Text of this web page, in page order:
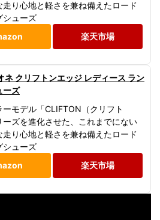
走り心地と軽さを兼ね備えたロード
シューズ
楽天市場
ネ クリフトンエッジ レディース ラン
ーズ
ーモデル「CLIFTON（クリフト
ーズを進化させた、これまでにない
走り心地と軽さを兼ね備えたロード
シューズ
楽天市場